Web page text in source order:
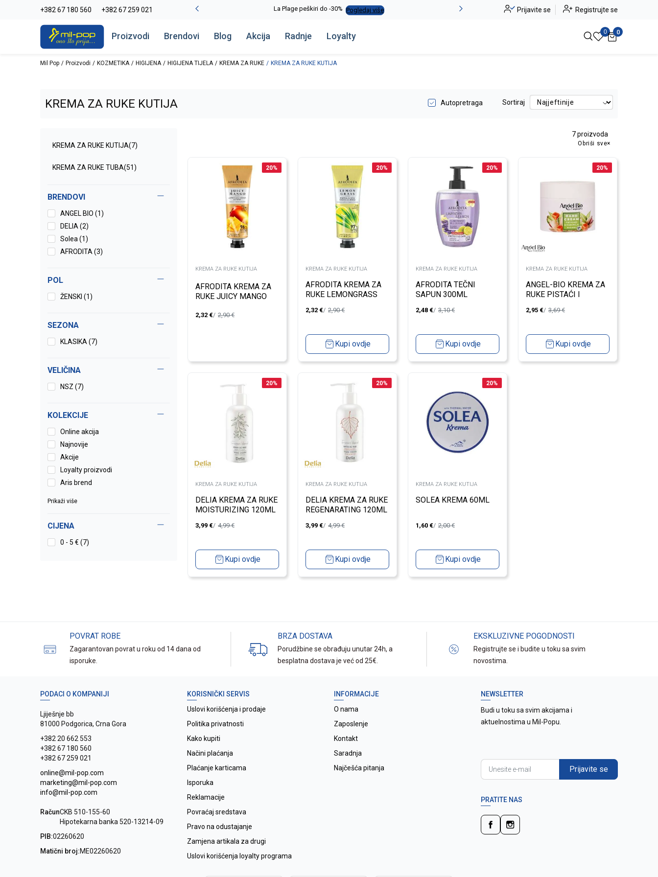
+382 67 180 560 +382 67 259 021
-20% na kompletan asortiman Pogledaj više La Plage peškiri do -30% Pogledaj više Alma Ras do -50% Pogledaj više
Prijavite se Registrujte se
Proizvodi Brendovi Blog Akcija Radnje Loyalty 0 0
Mil Pop Proizvodi KOZMETIKA HIGIJENA HIGIJENA TIJELA KREMA ZA RUKE KREMA ZA RUKE KUTIJA
KREMA ZA RUKE KUTIJA Autopretraga Sortiraj
KREMA ZA RUKE KUTIJA(7)
KREMA ZA RUKE TUBA(51)
BRENDOVI
ANGEL BIO (1)
DELIA (2)
Solea (1)
AFRODITA (3)
POL
ŽENSKI (1)
SEZONA
KLASIKA (7)
VELIČINA
NSZ (7)
KOLEKCIJE
Online akcija
Najnovije
Akcije
Loyalty proizvodi
Aris brend
Prikaži više
CIJENA
0 - 5 € (7)
7proizvoda
Obriši sve
20%
KREMA ZA RUKE KUTIJA
AFRODITA KREMA ZA
RUKE JUICY MANGO
2,32 € 2,90€
20%
KREMA ZA RUKE KUTIJA
AFRODITA KREMA ZA
RUKE LEMONGRASS
2,32 € 2,90€
Kupi ovdje
20%
KREMA ZA RUKE KUTIJA
AFRODITA TEČNI
SAPUN 300ML
2,48 € 3,10€
Kupi ovdje
20%
KREMA ZA RUKE KUTIJA
ANGEL-BIO KREMA ZA
RUKE PISTAĆI I
2,95 € 3,69€
Kupi ovdje
20%
KREMA ZA RUKE KUTIJA
DELIA KREMA ZA RUKE
MOISTURIZING 120ML
3,99 € 4,99€
Kupi ovdje
20%
KREMA ZA RUKE KUTIJA
DELIA KREMA ZA RUKE
REGENARATING 120ML
3,99 € 4,99€
Kupi ovdje
20%
KREMA ZA RUKE KUTIJA
SOLEA KREMA 60ML
1,60 € 2,00€
Kupi ovdje
POVRAT ROBE
Zagarantovan povrat u roku od 14 dana od
isporuke.
BRZA DOSTAVA
Porudžbine se obrađuju unutar 24h, a
besplatna dostava je već od 25€.
EKSKLUZIVNE POGODNOSTI
Registrujte se i budite u toku sa svim
novostima.
PODACI O KOMPANIJI
Ljiješnje bb
81000 Podgorica, Crna Gora
+382 20 662 553
+382 67 180 560
+382 67 259 021
online@mil-pop.com
marketing@mil-pop.com
info@mil-pop.com
RačunCKB 510-155-60
Hipotekarna banka 520-13214-09
PIB:02260620
Matični broj:ME02260620
KORISNIČKI SERVIS
Uslovi korišćenja i prodaje
Politika privatnosti
Kako kupiti
Načini plaćanja
Plaćanje karticama
Isporuka
Reklamacije
Povraćaj sredstava
Pravo na odustajanje
Zamjena artikala za drugi
Uslovi korišćenja loyalty programa
INFORMACIJE
O nama
Zaposlenje
Kontakt
Saradnja
Najčešća pitanja
NEWSLETTER
Budi u toku sa svim akcijama i
aktuelnostima u Mil-Popu.
Prijavite se
PRATITE NAS